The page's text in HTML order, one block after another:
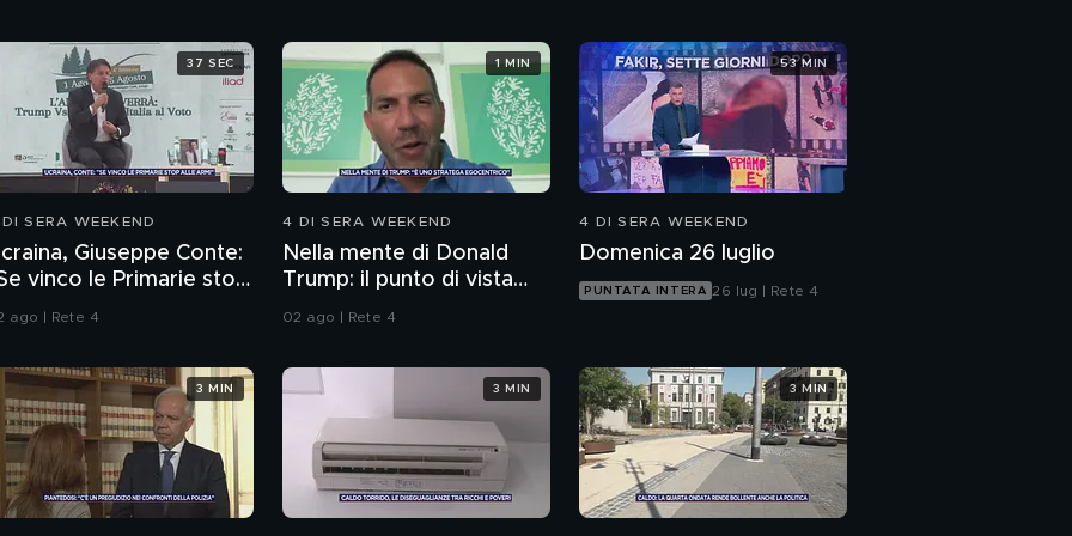
Viaggio nelle carceri: la
storia di Fabio Savi
SERA WEEKEND
Giuseppe Conte:
vinco le Primarie stop
armi"
ago | Rete 4
37 SEC
4 DI SERA WEEKEND
Nella mente di Donald
Trump: il punto di vista
dello psichiatra Leonardo
02 ago | Rete 4
1 MIN
4 DI SERA WEEKEND
Domenica 26 luglio
PUNTATA INTERA 26 lug | Rete 4
53 MIN
3 MIN 3 MIN 3 MIN